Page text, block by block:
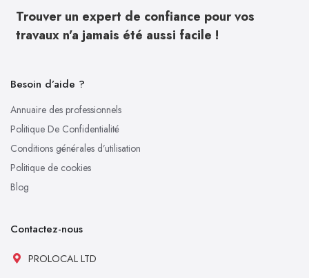
Trouver un expert de confiance pour vos
travaux n’a jamais été aussi facile !
Besoin d’aide ?
Annuaire des professionnels
Politique De Confidentialité
Conditions générales d’utilisation
Politique de cookies
Blog
Contactez-nous
PROLOCAL LTD